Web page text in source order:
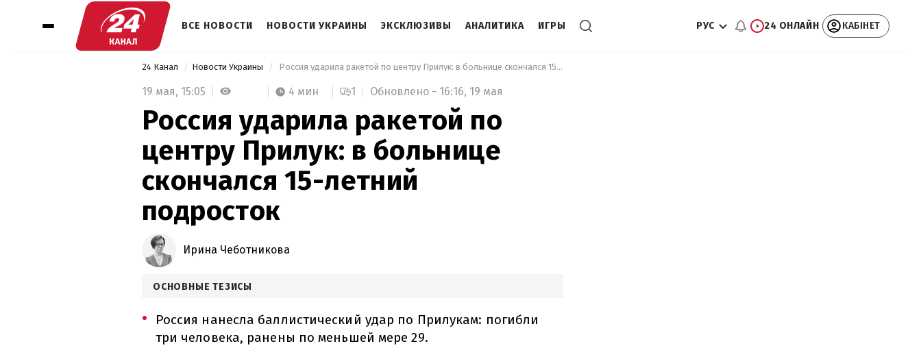
ВСЕ НОВОСТИ НОВОСТИ УКРАИНЫ ЭКСКЛЮЗИВЫ АНАЛИТИКА ИГРЫ РУС 24 ОНЛАЙН КАБІНЕТ
24 Канал Новости Украины Россия ударила ракетой по центру Прилук: в больнице скончался 15-летний подросток
19 мая, 15:05 4 мин 1 Обновлено - 16:16, 19 мая
Россия ударила ракетой по
центру Прилук: в больнице
скончался 15-летний
подросток
Ирина Чеботникова
ОСНОВНЫЕ ТЕЗИСЫ
Россия нанесла баллистический удар по Прилукам: погибли
три человека, ранены по меньшей мере 29.